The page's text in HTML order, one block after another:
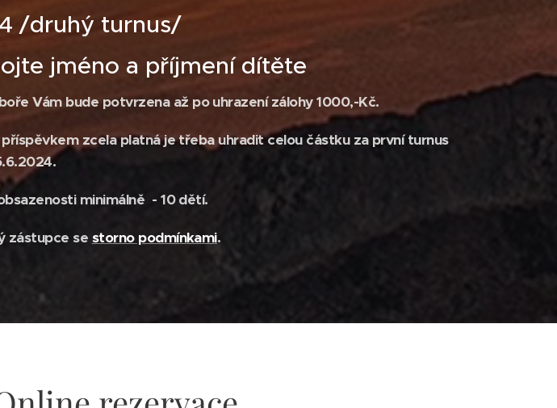
/druhý turnus/
jméno a příjmení dítěte
Vám bude potvrzena až po uhrazení zálohy 1000,-Kč.
zcela platná je třeba uhradit celou částku za první turnus
minimálně - 10 dětí.
zástupce se storno podmínkami.